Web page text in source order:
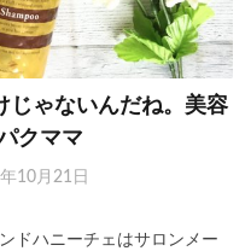
じゃないんだね。美容
クママ
10月21日
ドハニーチェはサロンメー